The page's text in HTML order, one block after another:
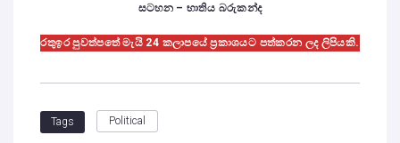
සටහන – භාතිය බරුකන්ද
රතුඉර පුවත්පතේ මැයි 24 කලාපයේ ප්‍රකාශයට පත්කරන ලද ලිපියකි.
Tags Political